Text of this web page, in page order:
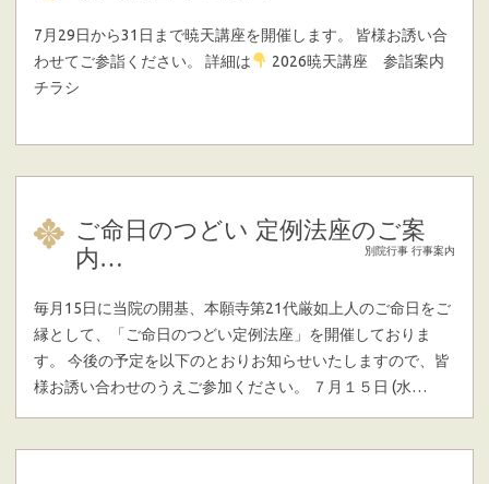
7月29日から31日まで暁天講座を開催します。 皆様お誘い合
わせてご参詣ください。 詳細は
2026暁天講座 参詣案内
チラシ
ご命日のつどい 定例法座のご案
内…
別院行事 行事案内
毎月15日に当院の開基、本願寺第21代厳如上人のご命日をご
縁として、「ご命日のつどい定例法座」を開催しておりま
す。 今後の予定を以下のとおりお知らせいたしますので、皆
様お誘い合わせのうえご参加ください。 ７月１５日 (水…